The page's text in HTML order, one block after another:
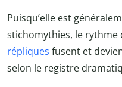
Puisqu’elle est
stichomythies, le rythme
répliques fusent et
selon le registre